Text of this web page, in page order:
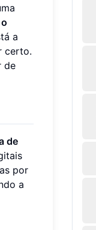
o
a
certo.
de
de
por
a